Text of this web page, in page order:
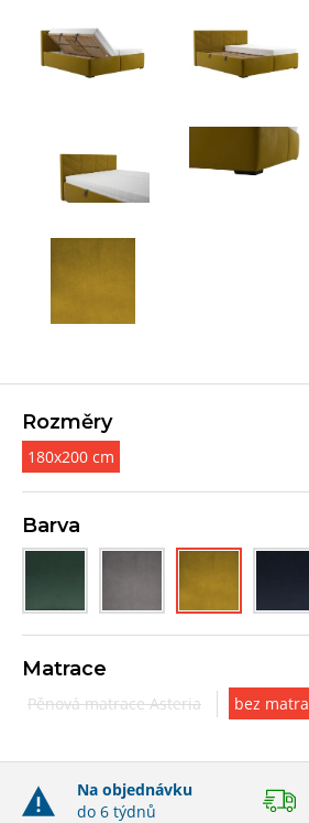
Rozměry
180x200 cm
Barva
Matrace
Pěnová matrace Asteria bez
Na objednávku
do 6 týdnů